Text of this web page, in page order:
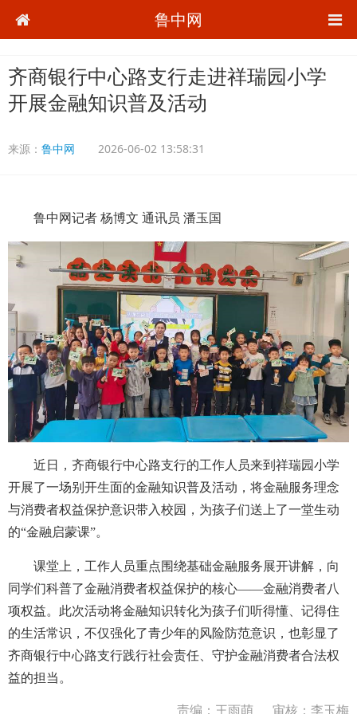
鲁中网
齐商银行中心路支行走进祥瑞园小学
开展金融知识普及活动
来源： 鲁中网 2026-06-02 13:58:31
鲁中网记者 杨博文 通讯员 潘玉国
近日，齐商银行中心路支行的工作人员来到祥瑞园小学
开展了一场别开生面的金融知识普及活动，将金融服务理念
与消费者权益保护意识带入校园，为孩子们送上了一堂生动
的“金融启蒙课”。
课堂上，工作人员重点围绕基础金融服务展开讲解，向
同学们科普了金融消费者权益保护的核心——金融消费者八
项权益。此次活动将金融知识转化为孩子们听得懂、记得住
的生活常识，不仅强化了青少年的风险防范意识，也彰显了
齐商银行中心路支行践行社会责任、守护金融消费者合法权
益的担当。
责编：王雨萌 审核：李玉梅